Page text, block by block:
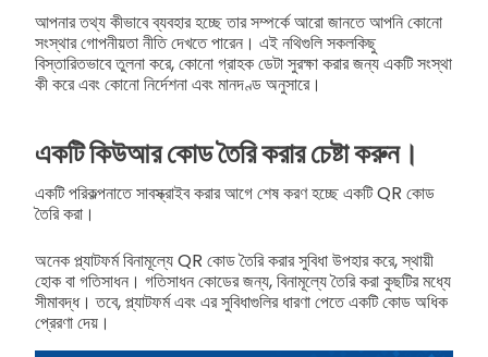
আপনার তথ্য কীভাবে ব্যবহার হচ্ছে তার সম্পর্কে আরো জানতে আপনি কোনো
সংস্থার গোপনীয়তা নীতি দেখতে পারেন। এই নথিগুলি সকলকিছু
বিস্তারিতভাবে তুলনা করে, কোনো গ্রাহক ডেটা সুরক্ষা করার জন্য একটি সংস্থা
কী করে এবং কোনো নির্দেশনা এবং মানদণ্ড অনুসারে।
একটি কিউআর কোড তৈরি করার চেষ্টা করুন।
একটি পরিকল্পনাতে সাবস্ক্রাইব করার আগে শেষ করণ হচ্ছে একটি QR কোড
তৈরি করা।
অনেক প্ল্যাটফর্ম বিনামূল্যে QR কোড তৈরি করার সুবিধা উপহার করে, স্থায়ী
হোক বা গতিসাধন। গতিসাধন কোডের জন্য, বিনামূল্যে তৈরি করা কুছটির মধ্যে
সীমাবদ্ধ। তবে, প্ল্যাটফর্ম এবং এর সুবিধাগুলির ধারণা পেতে একটি কোড অধিক
প্রেরণা দেয়।